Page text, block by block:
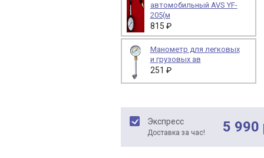
автомобильный AVS YF-
205(м
815 ₽
Манометр для легковых
и грузовых ав
251 ₽
Экспресс
Доставка за час! 5 990